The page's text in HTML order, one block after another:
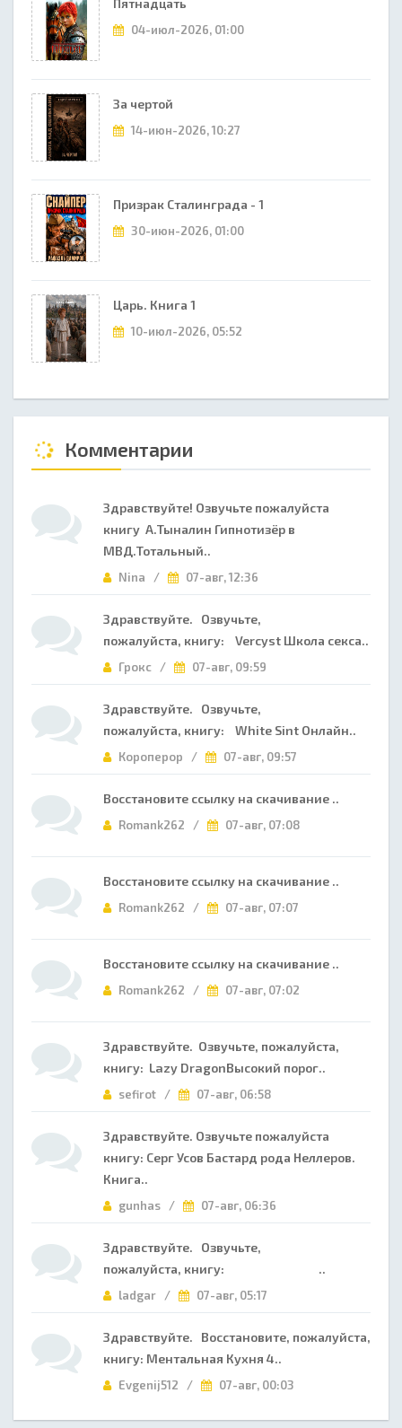
Пятнадцать
04-июл-2026, 01:00
За чертой
14-июн-2026, 10:27
Призрак Сталинграда - 1
30-июн-2026, 01:00
Царь. Книга 1
10-июл-2026, 05:52
Комментарии
Здравствуйте! Озвучьте пожалуйста
книгу А.Тыналин Гипнотизёр в
МВД.Тотальный..
Nina / 07-авг, 12:36
Здравствуйте. Озвучьте,
пожалуйста, книгу: Vercyst Школа секса..
Грокс / 07-авг, 09:59
Здравствуйте. Озвучьте,
пожалуйста, книгу: White Sint Онлайн..
Короперор / 07-авг, 09:57
Восстановите ссылку на скачивание ..
Romank262 / 07-авг, 07:08
Восстановите ссылку на скачивание ..
Romank262 / 07-авг, 07:07
Восстановите ссылку на скачивание ..
Romank262 / 07-авг, 07:02
Здравствуйте. Озвучьте, пожалуйста,
книгу: Lazy DragonВысокий порог..
sefirot / 07-авг, 06:58
Здравствуйте. Озвучьте пожалуйста
книгу: Серг Усов Бастард рода Неллеров.
Книга..
gunhas / 07-авг, 06:36
Здравствуйте. Озвучьте,
пожалуйста, книгу: ..
ladgar / 07-авг, 05:17
Здравствуйте. Восстановите, пожалуйста,
книгу: Ментальная Кухня 4..
Evgenij512 / 07-авг, 00:03